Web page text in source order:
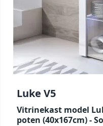
Luke V5
Vitrinekast model
poten (40x167cm) -